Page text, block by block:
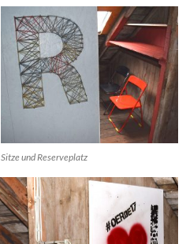
Sitze und Reserveplatz